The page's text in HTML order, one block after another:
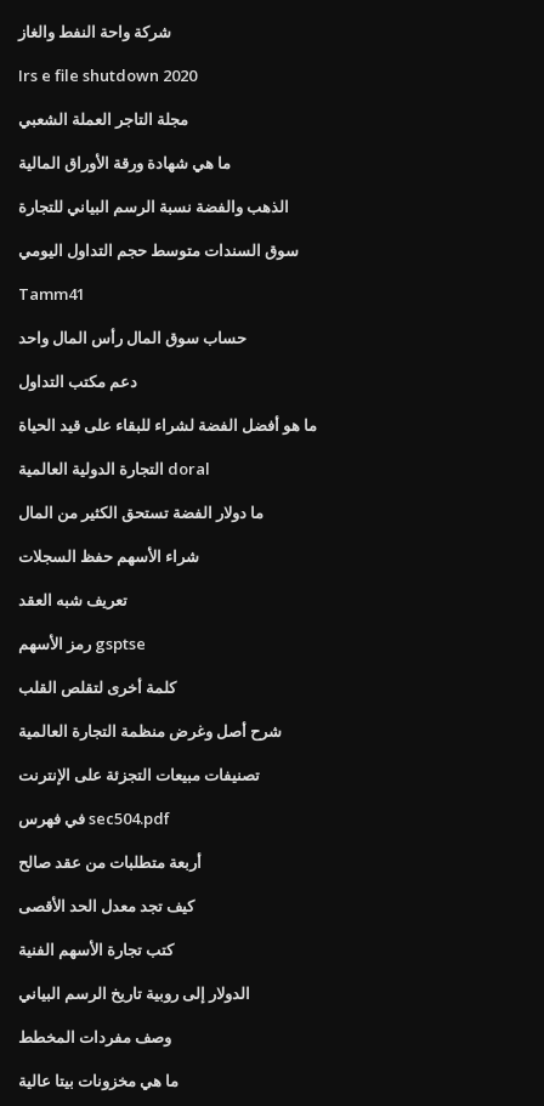
شركة واحة النفط والغاز
Irs e file shutdown 2020
مجلة التاجر العملة الشعبي
ما هي شهادة ورقة الأوراق المالية
الذهب والفضة نسبة الرسم البياني للتجارة
سوق السندات متوسط ​​حجم التداول اليومي
Tamm41
حساب سوق المال رأس المال واحد
دعم مكتب التداول
ما هو أفضل الفضة لشراء للبقاء على قيد الحياة
التجارة الدولية العالمية doral
ما دولار الفضة تستحق الكثير من المال
شراء الأسهم حفظ السجلات
تعريف شبه العقد
رمز الأسهم gsptse
كلمة أخرى لتقلص القلب
شرح أصل وغرض منظمة التجارة العالمية
تصنيفات مبيعات التجزئة على الإنترنت
في فهرس sec504.pdf
أربعة متطلبات من عقد صالح
كيف تجد معدل الحد الأقصى
كتب تجارة الأسهم الفنية
الدولار إلى روبية تاريخ الرسم البياني
وصف مفردات المخطط
ما هي مخزونات بيتا عالية